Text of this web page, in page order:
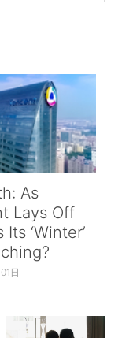
As
Lays Off
‘Winter’
日